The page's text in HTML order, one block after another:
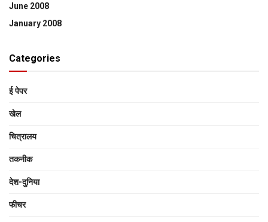
June 2008
January 2008
Categories
ई पेपर
खेल
चित्रालय
तकनीक
देश-दुनिया
फीचर